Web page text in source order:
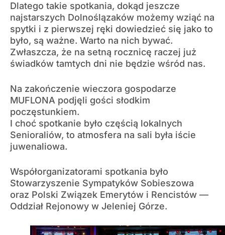
Dlatego takie spotkania, dokąd jeszcze
najstarszych Dolnoślązaków możemy wziąć na
spytki i z pierwszej ręki dowiedzieć się jako to
było, są ważne. Warto na nich bywać.
Zwłaszcza, że na setną rocznicę raczej już
świadków tamtych dni nie będzie wśród nas.
Na zakończenie wieczora gospodarze
MUFLONA podjęli gości słodkim
poczęstunkiem.
I choć spotkanie było częścią lokalnych
Senioraliów, to atmosfera na sali była iście
juwenaliowa.
Współorganizatorami spotkania było
Stowarzyszenie Sympatyków Sobieszowa
oraz Polski Związek Emerytów i Rencistów —
Oddział Rejonowy w Jeleniej Górze.